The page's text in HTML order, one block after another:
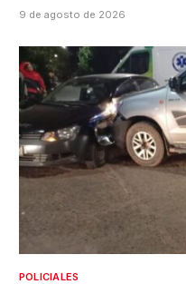
9 de agosto de 2026
POLICIALES